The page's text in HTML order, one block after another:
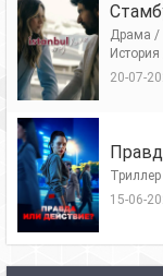
Драма /
20-07-
15-06-